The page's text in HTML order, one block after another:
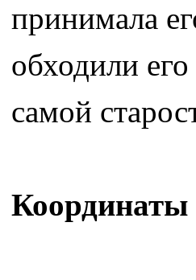
принимала
обходили
самой
Координаты